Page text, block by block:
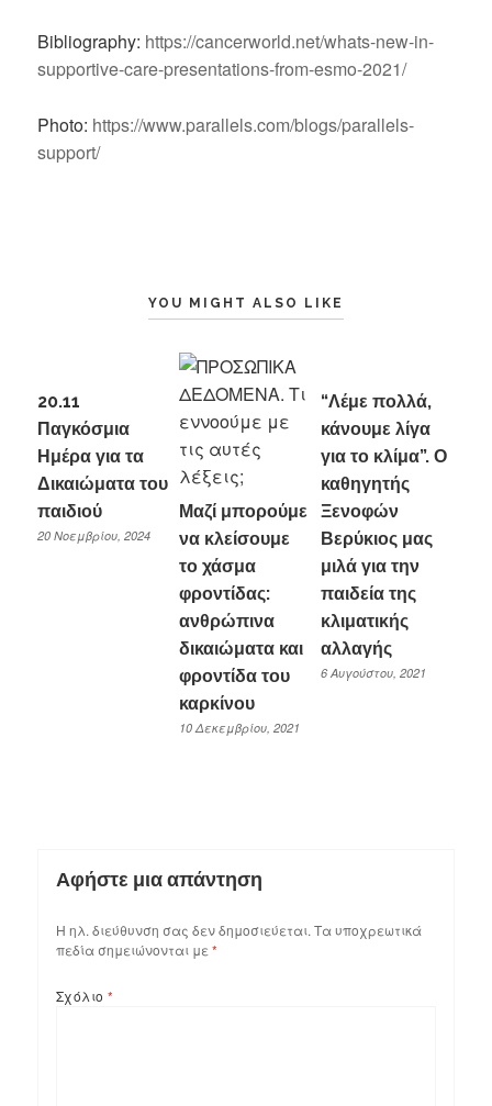
Bibliography: https://cancerworld.net/whats-new-in-
supportive-care-presentations-from-esmo-2021/
Photo: https://www.parallels.com/blogs/parallels-
support/
YOU MIGHT ALSO LIKE
20.11
Παγκόσμια
Ημέρα για τα
Δικαιώματα του
παιδιού
20 Νοεμβρίου, 2024
Μαζί μπορούμε
να κλείσουμε
το χάσμα
φροντίδας:
ανθρώπινα
δικαιώματα και
φροντίδα του
καρκίνου
10 Δεκεμβρίου, 2021
“Λέμε πολλά,
κάνουμε λίγα
για το κλίμα”. Ο
καθηγητής
Ξενοφών
Βερύκιος μας
μιλά για την
παιδεία της
κλιματικής
αλλαγής
6 Αυγούστου, 2021
Αφήστε μια απάντηση
Η ηλ. διεύθυνση σας δεν δημοσιεύεται. Τα υποχρεωτικά
πεδία σημειώνονται με *
Σχόλιο *